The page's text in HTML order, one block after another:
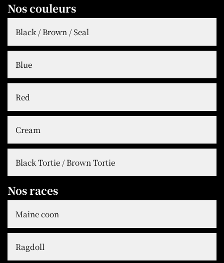
Nos couleurs
Black / Brown / Seal
Blue
Red
Cream
Black Tortie / Brown Tortie
Nos races
Maine coon
Ragdoll